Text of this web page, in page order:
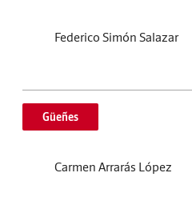
Federico Simón Salazar
Güeñes
Carmen Arrarás López